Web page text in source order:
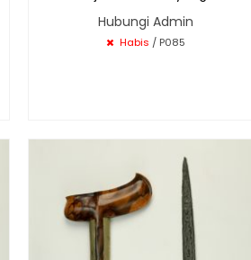
Hubungi Admin
Habis / P085